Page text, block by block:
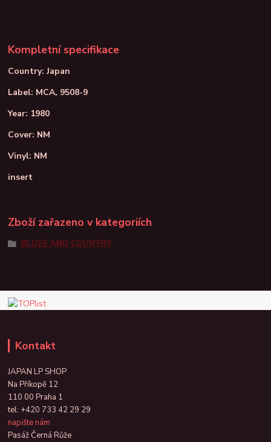
Kompletní specifikace
Country: Japan
Label: MCA, 9508-9
Year: 1980
Cover: NM
Vinyl: NM
insert
Zboží zařazeno v kategoriích
BLUES AND COUNTRY
Kontakt
JAPAN LP SHOP
Na Příkopě 12
110 00 Praha 1
tel: +420 733 42 29 29
napište nám
Pasáž Černá Růže